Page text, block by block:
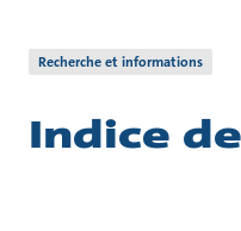
Recherche et informations
Indice